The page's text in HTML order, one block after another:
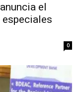
el
0